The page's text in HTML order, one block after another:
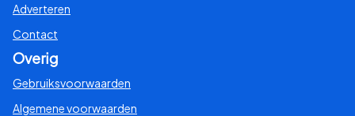
Adverteren
Contact
Overig
Gebruiksvoorwaarden
Algemene voorwaarden